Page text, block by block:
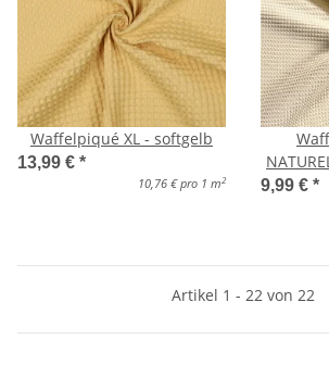
Waffelpiqué XL - softgelb
13,99 € *
10,76 € pro 1 m 2 9,99 € *
Artikel 1 - 22 von 22